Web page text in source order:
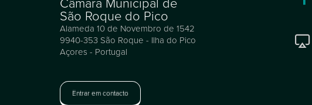
Câmara Municipal de
São Roque do Pico
Alameda 10 de Novembro de 1542
9940-353 São Roque - Ilha do Pico
Açores - Portugal
Entrar em contacto